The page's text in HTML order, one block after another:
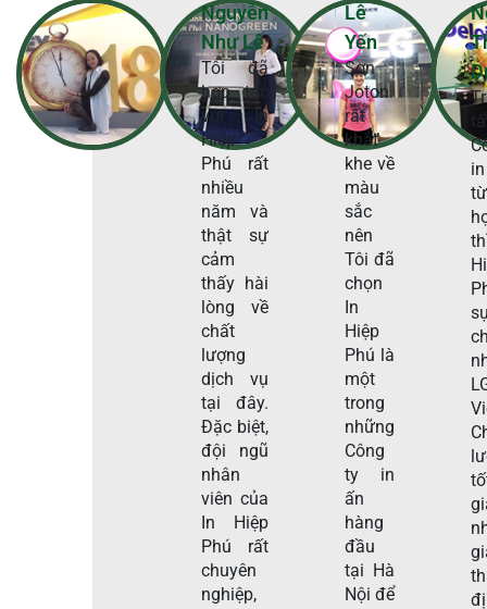
Nguyễn
Như Lê
Tôi đã
hợp tác
với In
Hiệp
Phú rất
nhiều
năm và
thật sự
cảm
thấy hài
lòng về
chất
lượng
dịch vụ
tại đây.
Đặc biệt,
đội ngũ
nhân
viên của
In Hiệp
Phú rất
chuyên
nghiệp,
Lê
Yến
Sơn
Joton
rất
khắt
khe về
màu
sắc
nên
Tôi đã
chọn
In
Hiệp
Phú là
một
trong
những
Công
ty in
ấn
hàng
đầu
tại Hà
Nội để